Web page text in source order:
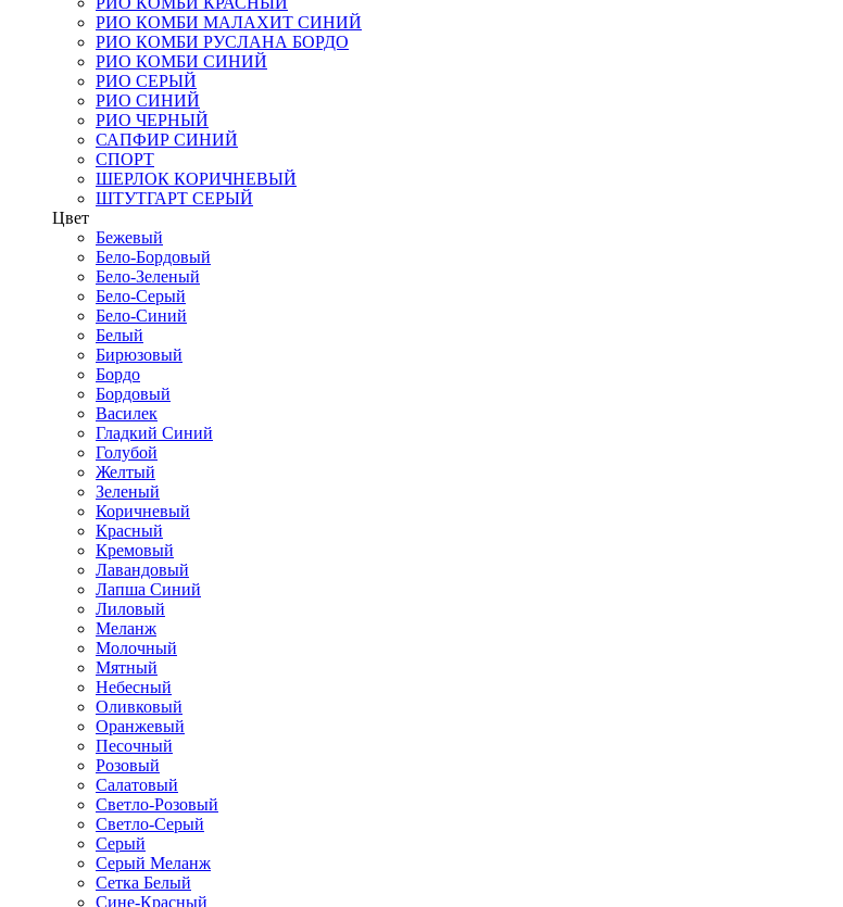
РИО КОМБИ МАЛАХИТ СИНИЙ
РИО КОМБИ РУСЛАНА БОРДО
РИО КОМБИ СИНИЙ
РИО СЕРЫЙ
РИО СИНИЙ
РИО ЧЕРНЫЙ
САПФИР СИНИЙ
СПОРТ
ШЕРЛОК КОРИЧНЕВЫЙ
ШТУТГАРТ СЕРЫЙ
Цвет
Бежевый
Бело-Бордовый
Бело-Зеленый
Бело-Серый
Бело-Синий
Белый
Бирюзовый
Бордо
Бордовый
Василек
Гладкий Синий
Голубой
Желтый
Зеленый
Коричневый
Красный
Кремовый
Лавандовый
Лапша Синий
Лиловый
Меланж
Молочный
Мятный
Небесный
Оливковый
Оранжевый
Песочный
Розовый
Салатовый
Светло-Розовый
Светло-Серый
Серый
Серый Меланж
Сетка Белый
Сине-Красный